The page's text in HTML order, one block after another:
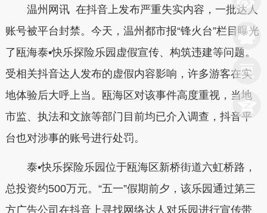
温州网讯 在抖音上发布严重失实内容，一批达人
账号被平台封禁。今天，温州都市报“锋火台”栏目曝光
了瓯海泰•快乐探险乐园虚假宣传、构筑违建等问题。
受相关抖音达人发布的虚假内容影响，许多游客在实
地体验后大呼上当。瓯海区对该事件高度重视，当地
市监、执法和文旅等部门目前均已介入调查，抖音平
台也对涉事的账号进行处罚。
泰•快乐探险乐园位于瓯海区新桥街道六虹桥路，
总投资约500万元。“五一”假期前夕，该乐园通过第三
方广告公司在抖音上寻找网络达人对乐园进行宣传带